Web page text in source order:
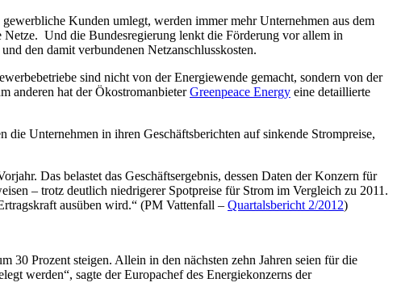
Kunden umlegt, werden immer mehr Unternehmen aus dem
Netze. Und die Bundesregierung lenkt die Förderung vor allem in
den damit verbundenen Netzanschlusskosten.
sind nicht von der Energiewende gemacht, sondern von der
anderen hat der ÖkostromanbieterGreenpeace Energy eine detaillierte
Unternehmen in ihren Geschäftsberichten auf sinkende Strompreise,
Das belastet das Geschäftsergebnis, dessen Daten der Konzern für
– trotz deutlich niedrigerer Spotpreise für Strom im Vergleich zu 2011.
ausüben wird.“ (PM Vattenfall – Quartalsbericht 2/2012)
30 Prozent steigen. Allein in den nächsten zehn Jahren seien für die
werden“, sagte der Europachef des Energiekonzerns der